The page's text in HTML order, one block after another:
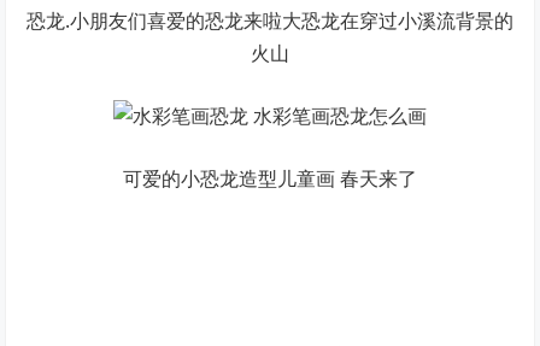
恐龙.小朋友们喜爱的恐龙来啦大恐龙在穿过小溪流背景的
火山
可爱的小恐龙造型儿童画 春天来了